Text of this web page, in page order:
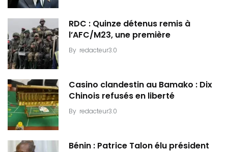
RDC : Quinze détenus remis à
l’AFC/M23, une première
By redacteur3.0
Casino clandestin au Bamako : Dix
Chinois refusés en liberté
By redacteur3.0
Bénin : Patrice Talon élu président